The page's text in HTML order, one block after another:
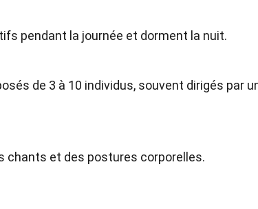
pendant la journée et dorment la nuit.
de 3 à 10 individus, souvent dirigés par
chants et des postures corporelles.